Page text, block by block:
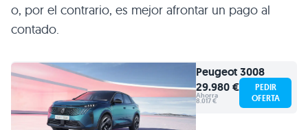
o, por el contrario, es mejor afrontar un pago al
contado.
Peugeot3008
29.980 €
Ahorra
8.017 €
PEDIR
OFERTA